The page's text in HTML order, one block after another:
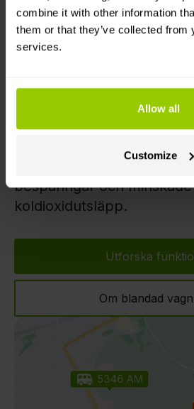
combine it with other information
them or that they’ve collected from
services.
Allow all
Customize
elbilar i din
Lägg till och hantera elbilar
resten av din vagnpark.
Detaljerad batteridata
medan
besparingar och minskade
koldioxidutsläpp.
Utforska
Om blandad